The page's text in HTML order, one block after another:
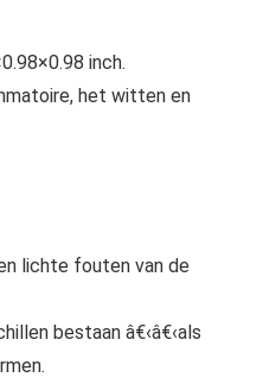
inch.
het witten en
lichte fouten van de
bestaan â€‹â€‹als